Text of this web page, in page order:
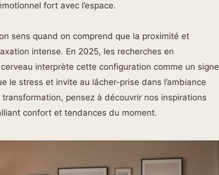
fort avec l’espace.
sens quand on comprend que la proximité et
intense. En 2025, les recherches en
interprète cette configuration comme un signe
le stress et invite au lâcher-prise dans l’ambiance
pensez à découvrir nos inspirations
confort et tendances du moment.